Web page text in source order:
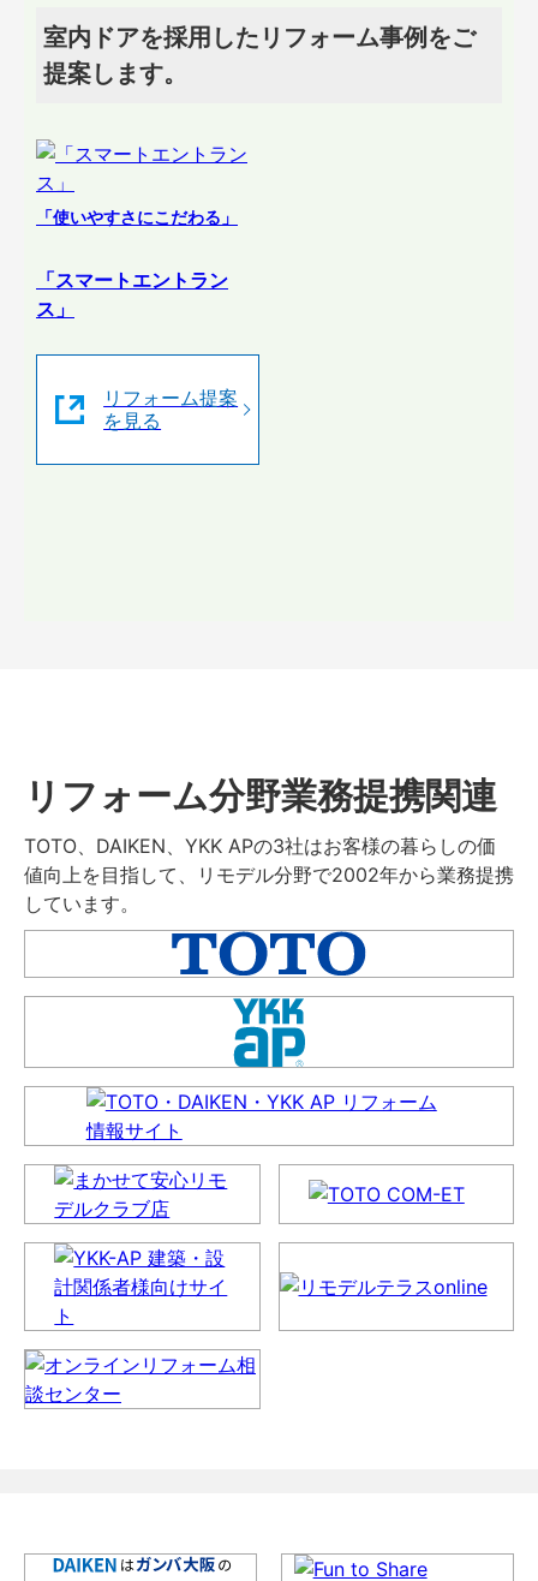
室内ドアを採用したリフォーム事例をご
提案します。
「使いやすさにこだわる」
「スマートエントラン
ス」
リフォーム提案
を見る
リフォーム分野業務提携関連
TOTO、DAIKEN、YKK APの3社はお客様の暮らしの価
値向上を目指して、リモデル分野で2002年から業務提携
しています。